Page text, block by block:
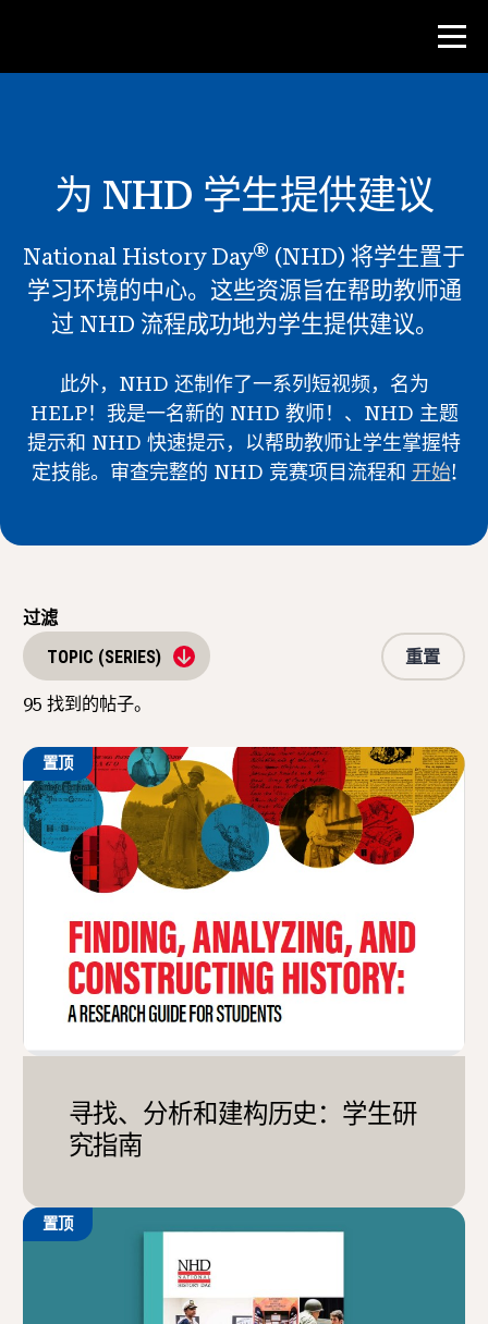
教师资源
课堂工具
培训班
研究所
教学研究技能
为 NHD 学生提供建议
参与其中
为 NHD 学生提供建议
National History Day® (NHD) 将学生置于
学习环境的中心。这些资源旨在帮助教师通
过 NHD 流程成功地为学生提供建议。
此外，NHD 还制作了一系列短视频，名为
HELP！我是一名新的 NHD 教师！、NHD 主题
提示和 NHD 快速提示，以帮助教师让学生掌握特
定技能。审查完整的 NHD 竞赛项目流程和 开始!
过滤
TOPIC (SERIES)
95 找到的帖子。
重置
置顶
寻找、分析和建构历史：学生研
究指南
置顶